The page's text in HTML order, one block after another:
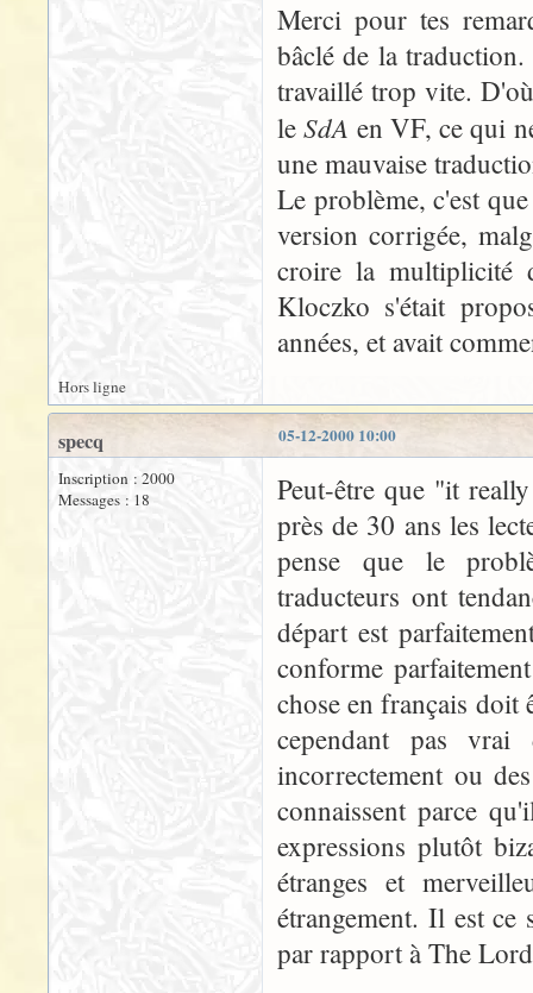
Merci pour tes
bâclé de la
travaillé trop vite.
leSdA en VF, ce qui
une mauvaise
Le problème, c'est
version corrigée,
croire la multiplicité
Kloczko s'était
années, et avait
Hors ligne
05-12-2000 10:00
specq
Inscription : 2000
Messages : 18
Peut-être que "it
près de 30 ans les
pense que le
traducteurs ont
départ est
conforme
chose en français doit
cependant pas
incorrectement ou
connaissent parce
expressions plutôt
étranges et
étrangement. Il est ce
par rapport à The